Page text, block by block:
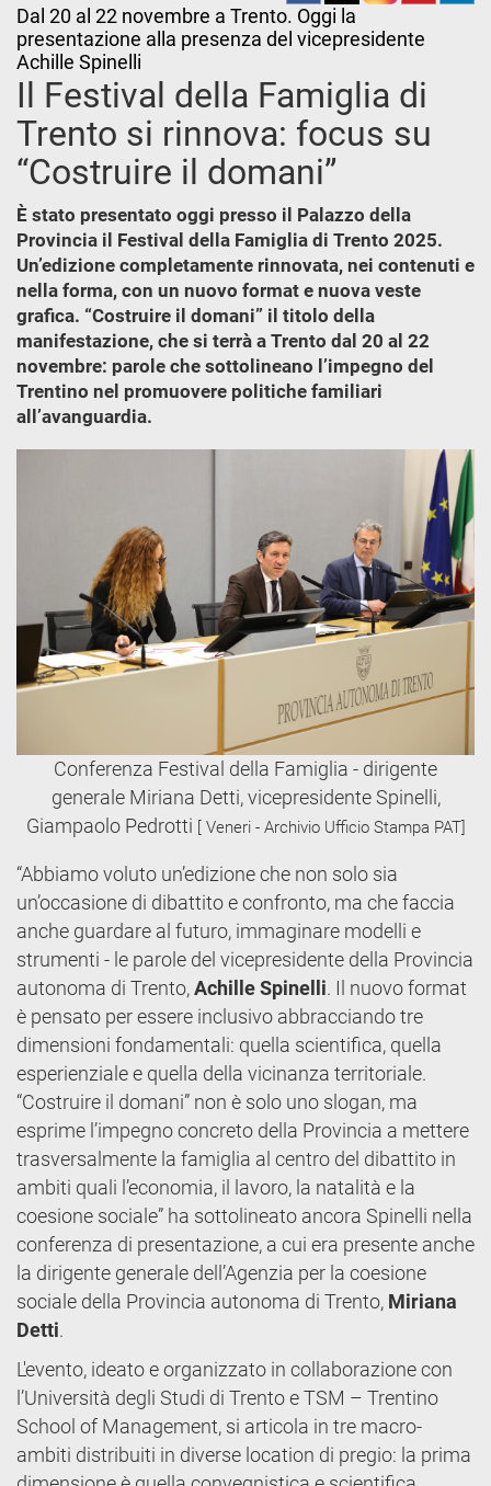
Dal 20 al 22 novembre a Trento. Oggi la
presentazione alla presenza del vicepresidente
Achille Spinelli
Il Festival della Famiglia di
Trento si rinnova: focus su
“Costruire il domani”
È stato presentato oggi presso il Palazzo della
Provincia il Festival della Famiglia di Trento 2025.
Un’edizione completamente rinnovata, nei contenuti e
nella forma, con un nuovo format e nuova veste
grafica. “Costruire il domani” il titolo della
manifestazione, che si terrà a Trento dal 20 al 22
novembre: parole che sottolineano l’impegno del
Trentino nel promuovere politiche familiari
all’avanguardia.
Conferenza Festival della Famiglia - dirigente
generale Miriana Detti, vicepresidente Spinelli,
Giampaolo Pedrotti [ Veneri - Archivio Ufficio Stampa PAT]
“Abbiamo voluto un’edizione che non solo sia
un’occasione di dibattito e confronto, ma che faccia
anche guardare al futuro, immaginare modelli e
strumenti - le parole del vicepresidente della Provincia
autonoma di Trento,Achille Spinelli. Il nuovo format
è pensato per essere inclusivo abbracciando tre
dimensioni fondamentali: quella scientifica, quella
esperienziale e quella della vicinanza territoriale.
“Costruire il domani” non è solo uno slogan, ma
esprime l’impegno concreto della Provincia a mettere
trasversalmente la famiglia al centro del dibattito in
ambiti quali l’economia, il lavoro, la natalità e la
coesione sociale” ha sottolineato ancora Spinelli nella
conferenza di presentazione, a cui era presente anche
la dirigente generale dell’Agenzia per la coesione
sociale della Provincia autonoma di Trento, Miriana
Detti.
L'evento, ideato e organizzato in collaborazione con
l’Università degli Studi di Trento e TSM – Trentino
School of Management, si articola in tre macro-
ambiti distribuiti in diverse location di pregio: la prima